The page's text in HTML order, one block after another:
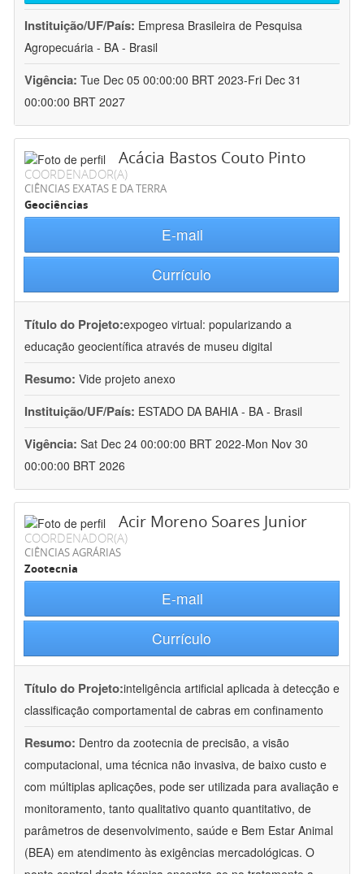
Instituição/UF/País: Empresa Brasileira de Pesquisa
Agropecuária - BA - Brasil
Vigência: Tue Dec 05 00:00:00 BRT 2023-Fri Dec 31
00:00:00 BRT 2027
Acácia Bastos Couto Pinto
COORDENADOR(A)
CIÊNCIAS EXATAS E DA TERRA
Geociências
E-mail
Currículo
Título do Projeto:expogeo virtual: popularizando a
educação geocientífica através de museu digital
Resumo: Vide projeto anexo
Instituição/UF/País: ESTADO DA BAHIA - BA - Brasil
Vigência: Sat Dec 24 00:00:00 BRT 2022-Mon Nov 30
00:00:00 BRT 2026
Acir Moreno Soares Junior
COORDENADOR(A)
CIÊNCIAS AGRÁRIAS
Zootecnia
E-mail
Currículo
Título do Projeto:inteligência artificial aplicada à detecção e
classificação comportamental de cabras em confinamento
Resumo: Dentro da zootecnia de precisão, a visão
computacional, uma técnica não invasiva, de baixo custo e
com múltiplas aplicações, pode ser utilizada para avaliação e
monitoramento, tanto qualitativo quanto quantitativo, de
parâmetros de desenvolvimento, saúde e Bem Estar Animal
(BEA) em atendimento às exigências mercadológicas. O